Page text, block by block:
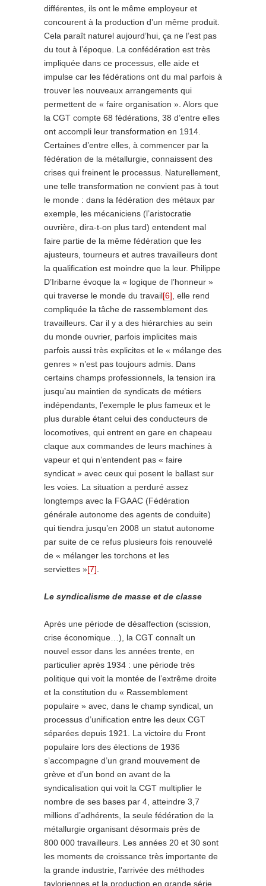
différentes, ils ont le même employeur et
concourent à la production d’un même produit.
Cela paraît naturel aujourd’hui, ça ne l’est pas
du tout à l’époque. La confédération est très
impliquée dans ce processus, elle aide et
impulse car les fédérations ont du mal parfois à
trouver les nouveaux arrangements qui
permettent de « faire organisation ». Alors que
la CGT compte 68 fédérations, 38 d’entre elles
ont accompli leur transformation en 1914.
Certaines d’entre elles, à commencer par la
fédération de la métallurgie, connaissent des
crises qui freinent le processus. Naturellement,
une telle transformation ne convient pas à tout
le monde : dans la fédération des métaux par
exemple, les mécaniciens (l’aristocratie
ouvrière, dira-t-on plus tard) entendent mal
faire partie de la même fédération que les
ajusteurs, tourneurs et autres travailleurs dont
la qualification est moindre que la leur. Philippe
D’Iribarne évoque la « logique de l’honneur »
qui traverse le monde du travail[6] , elle rend
compliquée la tâche de rassemblement des
travailleurs. Car il y a des hiérarchies au sein
du monde ouvrier, parfois implicites mais
parfois aussi très explicites et le « mélange des
genres » n’est pas toujours admis. Dans
certains champs professionnels, la tension ira
jusqu’au maintien de syndicats de métiers
indépendants, l’exemple le plus fameux et le
plus durable étant celui des conducteurs de
locomotives, qui entrent en gare en chapeau
claque aux commandes de leurs machines à
vapeur et qui n’entendent pas « faire
syndicat » avec ceux qui posent le ballast sur
les voies. La situation a perduré assez
longtemps avec la FGAAC (Fédération
générale autonome des agents de conduite)
qui tiendra jusqu’en 2008 un statut autonome
par suite de ce refus plusieurs fois renouvelé
de « mélanger les torchons et les
serviettes »[7]
Le syndicalisme de masse et de classe
Après une période de désaffection (scission,
crise économique…), la CGT connaît un
nouvel essor dans les années trente, en
particulier après 1934 : une période très
politique qui voit la montée de l’extrême droite
et la constitution du « Rassemblement
populaire » avec, dans le champ syndical, un
processus d’unification entre les deux CGT
séparées depuis 1921. La victoire du Front
populaire lors des élections de 1936
s’accompagne d’un grand mouvement de
grève et d’un bond en avant de la
syndicalisation qui voit la CGT multiplier le
nombre de ses bases par 4, atteindre 3,7
millions d’adhérents, la seule fédération de la
métallurgie organisant désormais près de
800 000 travailleurs. Les années 20 et 30 sont
les moments de croissance très importante de
la grande industrie, l’arrivée des méthodes
tayloriennes et la production en grande série